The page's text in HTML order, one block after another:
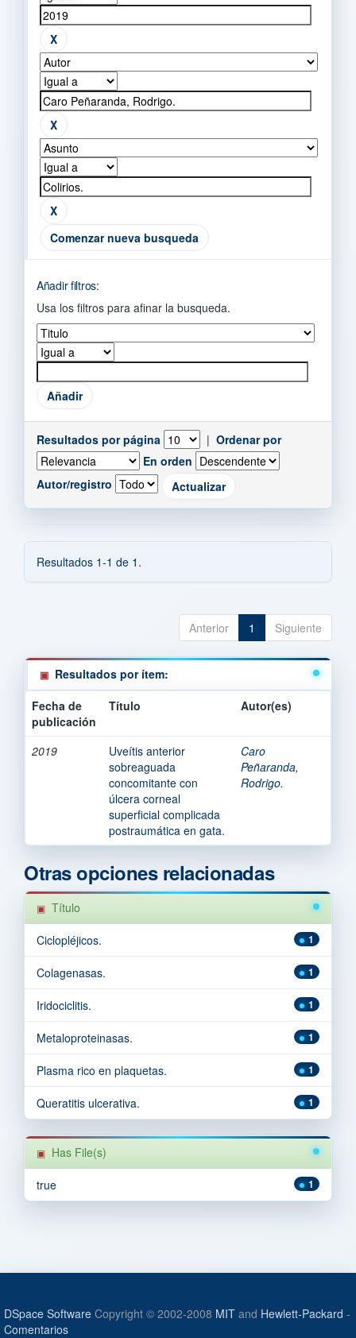
Comenzar nueva busqueda
Añadir filtros:
Usa los filtros para afinar la busqueda.
Resultados por página | Ordenar por
En orden
Autor/registro
Resultados 1-1 de 1.
Anterior 1 Siguiente
Resultados por ítem:
Fecha de
publicación
Título Autor(es)
2019
Uveítis anterior
sobreaguada
concomitante con
úlcera corneal
superficial complicada
postraumática en gata.
Caro
Peñaranda,
Rodrigo.
Otras opciones relacionadas
Título
1
Ciclopléjicos.
1
Colagenasas.
1
Iridociclitis.
1
Metaloproteinasas.
1
Plasma rico en plaquetas.
1
Queratitis ulcerativa.
Has File(s)
1
true
DSpace Software Copyright © 2002-2008 MIT and Hewlett-Packard -
Comentarios